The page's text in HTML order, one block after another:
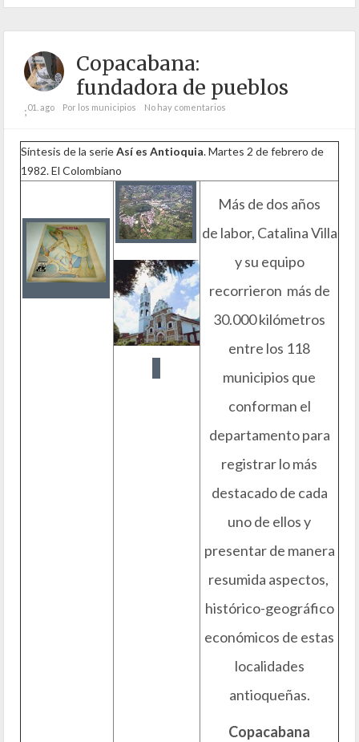
Copacabana:
fundadora de pueblos
;01. ago Por los municipios No hay comentarios
Síntesis de la serieAsí es Antioquia. Martes 2 de febrero de
1982. El Colombiano
Más de dos años
de labor, Catalina Villa
y su equipo
recorrieron más de
30.000 kilómetros
entre los 118
municipios que
conforman el
departamento para
registrar lo más
destacado de cada
uno de ellos y
presentar de manera
resumida aspectos,
histórico-geográfico
económicos de estas
localidades
antioqueñas.
Copacabana